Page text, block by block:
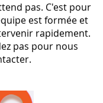
pas. C'est pour
est formée et
rapidement.
pas pour nous